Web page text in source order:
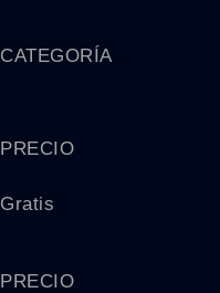
CATEGORÍA
PRECIO
Gratis
PRECIO